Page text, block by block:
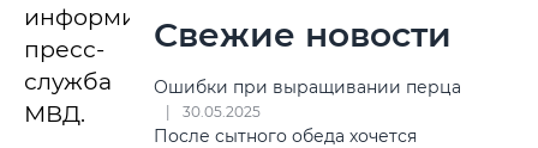
информирует
пресс-
служба
МВД.
Свежие новости
Ошибки при выращивании перца
30.05.2025
После сытного обеда хочется